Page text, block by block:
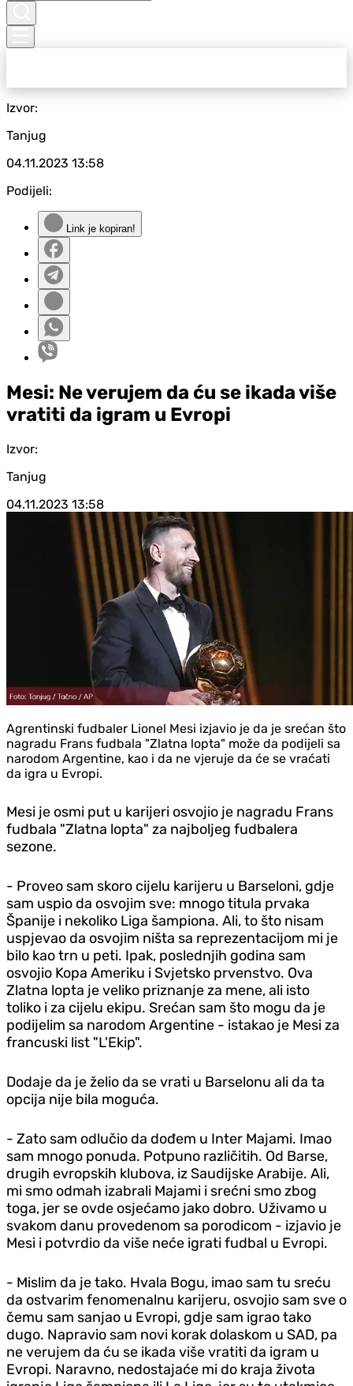
Izvor:
Tanjug
04.11.2023 13:58
Podijeli:
Link je kopiran!
Mesi: Ne verujem da ću se ikada više
vratiti da igram u Evropi
Izvor:
Tanjug
04.11.2023 13:58
Agrentinski fudbaler Lionel Mesi izjavio je da je srećan što
nagradu Frans fudbala "Zlatna lopta" može da podijeli sa
narodom Argentine, kao i da ne vjeruje da će se vraćati
da igra u Evropi.
Mesi je osmi put u karijeri osvojio je nagradu Frans
fudbala "Zlatna lopta" za najboljeg fudbalera
sezone.
- Proveo sam skoro cijelu karijeru u Barseloni, gdje
sam uspio da osvojim sve: mnogo titula prvaka
Španije i nekoliko Liga šampiona. Ali, to što nisam
uspjevao da osvojim ništa sa reprezentacijom mi je
bilo kao trn u peti. Ipak, poslednjih godina sam
osvojio Kopa Ameriku i Svjetsko prvenstvo. Ova
Zlatna lopta je veliko priznanje za mene, ali isto
toliko i za cijelu ekipu. Srećan sam što mogu da je
podijelim sa narodom Argentine - istakao je Mesi za
francuski list "L'Ekip".
Dodaje da je želio da se vrati u Barselonu ali da ta
opcija nije bila moguća.
- Zato sam odlučio da dođem u Inter Majami. Imao
sam mnogo ponuda. Potpuno različitih. Od Barse,
drugih evropskih klubova, iz Saudijske Arabije. Ali,
mi smo odmah izabrali Majami i srećni smo zbog
toga, jer se ovde osjećamo jako dobro. Uživamo u
svakom danu provedenom sa porodicom - izjavio je
Mesi i potvrdio da više neće igrati fudbal u Evropi.
- Mislim da je tako. Hvala Bogu, imao sam tu sreću
da ostvarim fenomenalnu karijeru, osvojio sam sve o
čemu sam sanjao u Evropi, gdje sam igrao tako
dugo. Napravio sam novi korak dolaskom u SAD, pa
ne verujem da ću se ikada više vratiti da igram u
Evropi. Naravno, nedostajaće mi do kraja života